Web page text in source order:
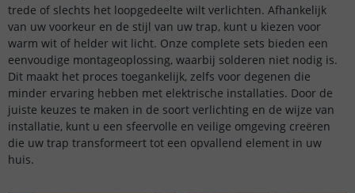
trede of slechts het loopgedeelte wilt verlichten. Afhankelijk
van uw voorkeur en de stijl van uw trap, kunt u kiezen voor
warm wit of helder wit licht. Onze complete sets bieden een
eenvoudige montageoplossing, waarbij solderen niet nodig is.
Dit maakt het proces toegankelijk, zelfs voor degenen die
minder ervaring hebben met elektrische installaties. Door de
juiste keuzes te maken in de soort verlichting en de wijze van
installatie, kunt u een sfeervolle en veilige omgeving creëren
die uw trap transformeert tot een opvallend element in uw
huis.